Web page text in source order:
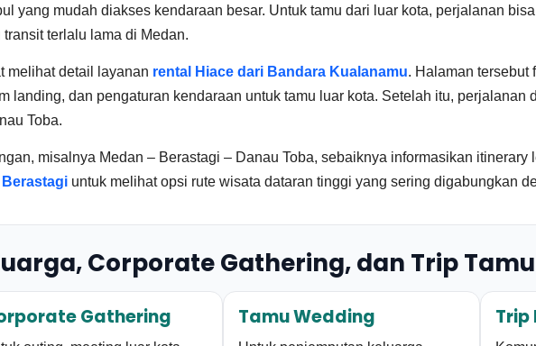
yang mudah diakses kendaraan besar. Untuk tamu dari luar kota, perjalanan
terlalu lama di Medan.
melihat detail layanan rental Hiace dari Bandara Kualanamu. Halaman tersebut
landing, dan pengaturan kendaraan untuk tamu luar kota. Setelah itu, perjalanan
Toba.
misalnya Medan – Berastagi – Danau Toba, sebaiknya informasikan itinerary
Berastagi untuk melihat opsi rute wisata dataran tinggi yang sering digabungkan
Corporate Gathering, dan Trip
Gathering Tamu Wedding Trip